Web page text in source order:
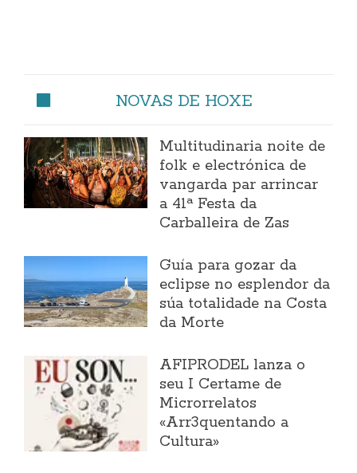
NOVAS DE HOXE
Multitudinaria noite de
folk e electrónica de
vangarda par arrincar
a 41ª Festa da
Carballeira de Zas
Guía para gozar da
eclipse no esplendor da
súa totalidade na Costa
da Morte
AFIPRODEL lanza o
seu I Certame de
Microrrelatos
«Arr3quentando a
Cultura»